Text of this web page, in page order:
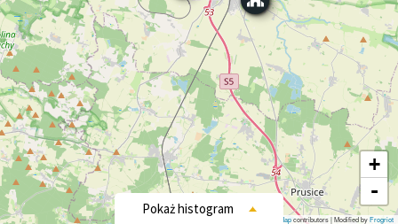
+
-
OpenStreetMapcontributors | Modified byFrogriot